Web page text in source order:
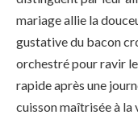
mariage allie la
gustative du bacon
orchestré pour ravir
rapide après une
cuisson maîtrisée à la